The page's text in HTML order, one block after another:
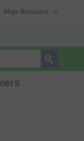
Mijn Account